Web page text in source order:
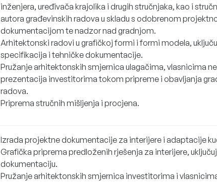
inženjera, uređivača krajolika i drugih stručnjaka, kao i
autora građevinskih radova u skladu s odobrenom
dokumentacijom te nadzor nad gradnjom.
Arhitektonski radovi u grafičkoj formi i formi modela,
specifikacija i tehničke dokumentacije.
Pružanje arhitektonskih smjernica ulagačima, vlasnicima
prezentacija investitorima tokom pripreme i obavljanja
radova.
Priprema stručnih mišljenja i procjena.
Izrada projektne dokumentacije za interijere i adaptacije
Grafička priprema predloženih rješenja za interijere,
dokumentaciju.
Pružanje arhitektonskih smjernica investitorima i